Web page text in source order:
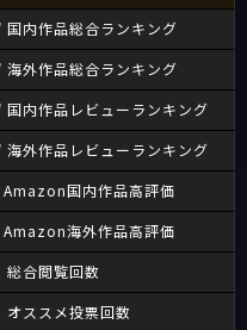
国内作品総合ランキング
海外作品総合ランキング
国内作品レビューランキング
海外作品レビューランキング
Amazon国内作品高評価
Amazon海外作品高評価
総合閲覧回数
オススメ投票回数